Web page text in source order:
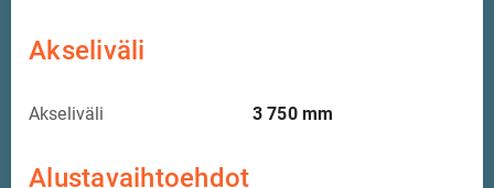
Akseliväli
Akseliväli 3 750 mm
Alustavaihtoehdot